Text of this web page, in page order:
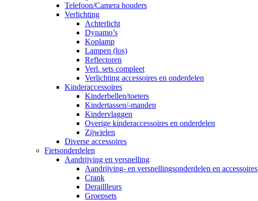
Telefoon/Camera houders
Verlichting
Achterlicht
Dynamo’s
Koplamp
Lampen (los)
Reflectoren
Verl. sets compleet
Verlichting accessoires en onderdelen
Kinderaccessoires
Kinderbellen/toeters
Kindertassen/-manden
Kindervlaggen
Overige kinderaccessoires en onderdelen
Zijwielen
Diverse accessoires
Fietsonderdelen
Aandrijving en versnelling
Aandrijving- en versnellingsonderdelen en accessoires
Crank
Deraillleurs
Groepsets